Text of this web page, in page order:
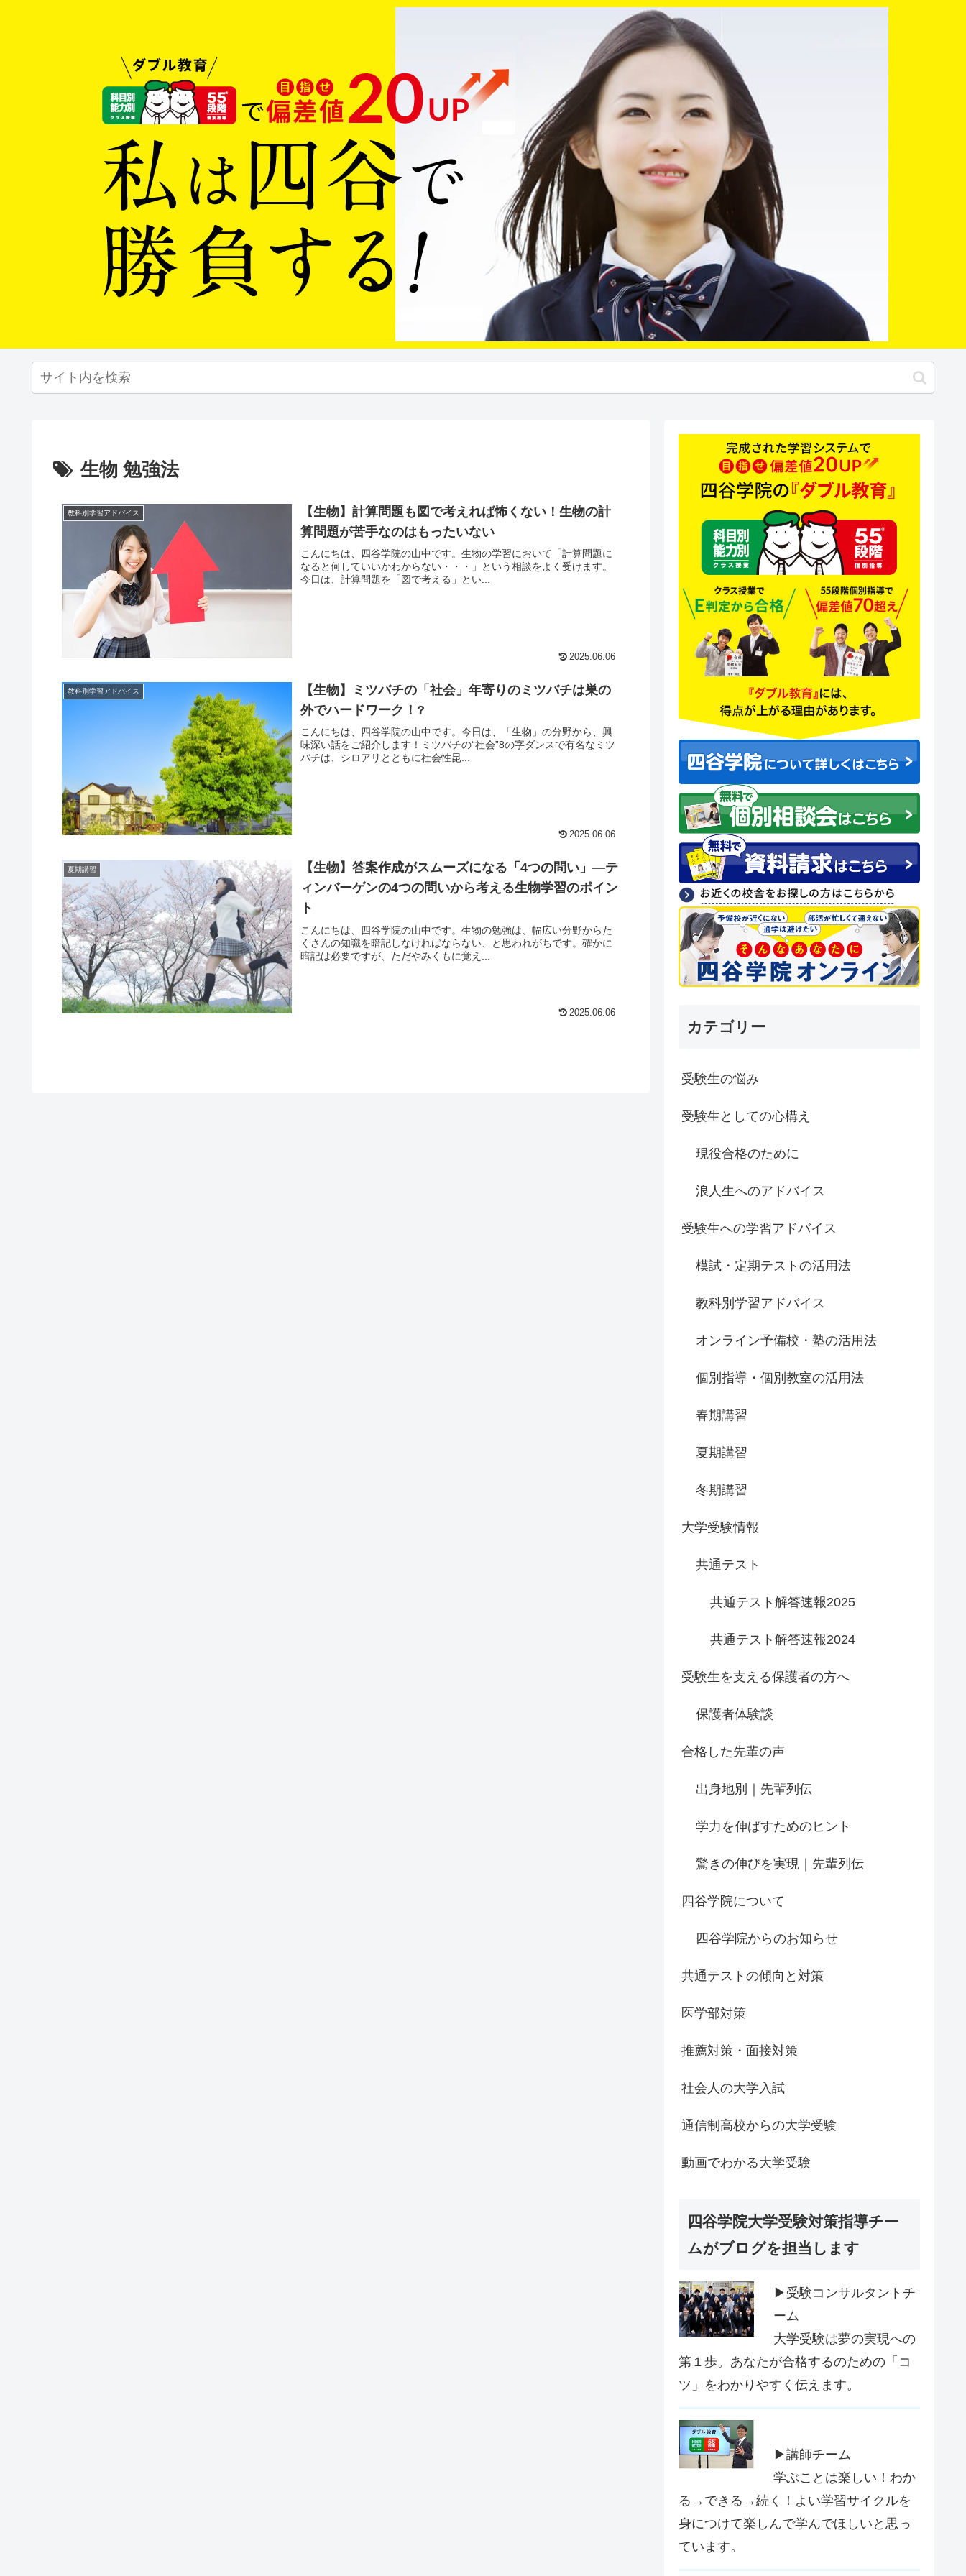
生物 勉強法
教科別学習アドバイス
【生物】計算問題も図で考えれば怖くない！生物の計
算問題が苦手なのはもったいない
こんにちは、四谷学院の山中です。生物の学習において「計算問題に
なると何していいかわからない・・・」という相談をよく受けます。
今日は、計算問題を「図で考える」とい...
2025.06.06
教科別学習アドバイス
【生物】ミツバチの「社会」年寄りのミツバチは巣の
外でハードワーク！?
こんにちは、四谷学院の山中です。今日は、「生物」の分野から、興
味深い話をご紹介します！ミツバチの“社会”8の字ダンスで有名なミツ
バチは、シロアリとともに社会性昆...
2025.06.06
夏期講習
【生物】答案作成がスムーズになる「4つの問い」—テ
ィンバーゲンの4つの問いから考える生物学習のポイン
ト
こんにちは、四谷学院の山中です。生物の勉強は、幅広い分野からた
くさんの知識を暗記しなければならない、と思われがちです。確かに
暗記は必要ですが、ただやみくもに覚え...
2025.06.06
カテゴリー
受験生の悩み
受験生としての心構え
現役合格のために
浪人生へのアドバイス
受験生への学習アドバイス
模試・定期テストの活用法
教科別学習アドバイス
オンライン予備校・塾の活用法
個別指導・個別教室の活用法
春期講習
夏期講習
冬期講習
大学受験情報
共通テスト
共通テスト解答速報2025
共通テスト解答速報2024
受験生を支える保護者の方へ
保護者体験談
合格した先輩の声
出身地別｜先輩列伝
学力を伸ばすためのヒント
驚きの伸びを実現｜先輩列伝
四谷学院について
四谷学院からのお知らせ
共通テストの傾向と対策
医学部対策
推薦対策・面接対策
社会人の大学入試
通信制高校からの大学受験
動画でわかる大学受験
四谷学院大学受験対策指導チー
ムがブログを担当します
▶受験コンサルタントチ
ーム
大学受験は夢の実現への
第１歩。あなたが合格するのための「コ
ツ」をわかりやすく伝えます。
▶講師チーム
学ぶことは楽しい！わか
る→できる→続く！よい学習サイクルを
身につけて楽しんで学んでほしいと思っ
ています。